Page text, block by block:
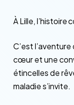
À Lille, l’histoire
C’est l’aventure
cœur et une
étincelles de
maladie s’invite.